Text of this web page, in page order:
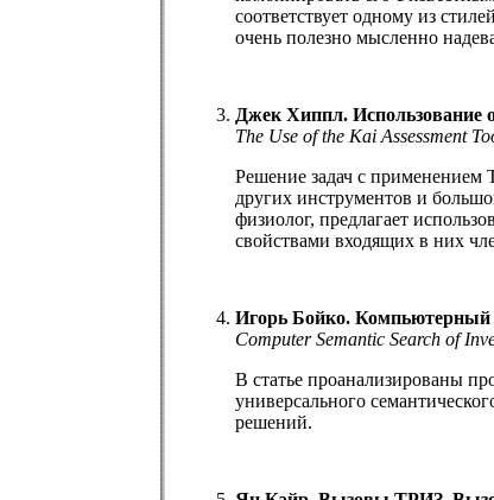
соответствует одному из
очень полезно мысленно
Джек Хиппл. Использование
The Use of the Kai Assessment
Решение задач с применением
других инструментов и
физиолог, предлагает
свойствами входящих в них
Игорь Бойко. Компьютерный
Computer Semantic Search of
В статье проанализированы
универсального
решений.